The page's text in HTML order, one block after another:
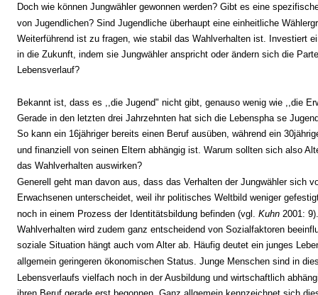
Doch wie können Jungwähler gewonnen werden? Gibt es eine
von Jugendlichen? Sind Jugendliche überhaupt eine einheitliche
Weiterführend ist zu fragen, wie stabil das Wahlverhalten ist. Investiert
in die Zukunft, indem sie Jungwähler anspricht oder ändern sich die
Lebensverlauf?
Bekannt ist, dass es ,,die Jugend" nicht gibt, genauso wenig wie ,,die
Gerade in den letzten drei Jahrzehnten hat sich die Lebenspha se
So kann ein 16jähriger bereits einen Beruf ausüben, während ein
und finanziell von seinen Eltern abhängig ist. Warum sollten sich also
das Wahlverhalten auswirken?
Generell geht man davon aus, dass das Verhalten der Jungwähler sich
Erwachsenen unterscheidet, weil ihr politisches Weltbild weniger
noch in einem Prozess der Identitätsbildung befinden (vgl. Kuhn2001: 9).
Wahlverhalten wird zudem ganz entscheidend von Sozialfaktoren
soziale Situation hängt auch vom Alter ab. Häufig deutet ein junges
allgemein geringeren ökonomischen Status. Junge Menschen sind in
Lebensverlaufs vielfach noch in der Ausbildung und wirtschaftlich